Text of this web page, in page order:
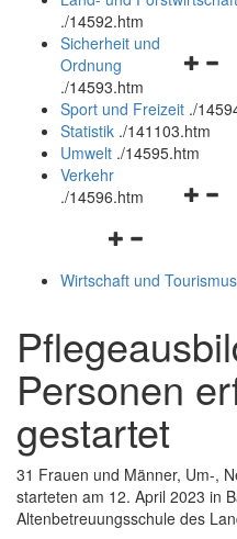
./14592.htm
und
Sicherheit und
Ordnung
./14593.htm
Sport und Freizeit ./
Statistik ./141103.htm
Umwelt ./14595.htm
Verkehr
./14596.htm
Navigationsmenü
und
Wirtschaft und Tourismus
Personen
gestartet
31 Frauen und Männer, Um-,
starteten am 12. April 2023 in
Altenbetreuungsschule des